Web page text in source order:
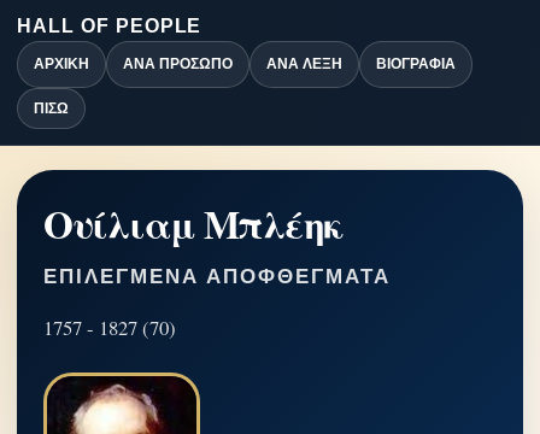
HALL OF PEOPLE
ΑΡΧΙΚΉ ΑΝΆ ΠΡΌΣΩΠΟ ΑΝΆ ΛΈΞΗ ΒΙΟΓΡΑΦΊΑ
ΠΊΣΩ
Ουίλιαμ Μπλέηκ
ΕΠΙΛΕΓΜΈΝΑ ΑΠΟΦΘΈΓΜΑΤΑ
1757 - 1827 (70)